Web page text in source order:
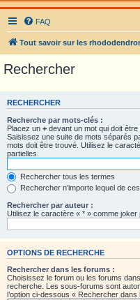
FAQ
Tout savoir sur les
Rechercher
RECHERCHER
Recherche par mots-clés :
Placez un + devant un mot qui doit
Saisissez une suite de mots séparés
mots doit être trouvé. Utilisez le
partielles.
Rechercher tous les termes
Rechercher n’importe lequel de
Rechercher par auteur :
Utilisez le caractère « * » comme joker
OPTIONS DE RECHERCHE
Rechercher dans les forums :
Choisissez le forum ou les forums
recherche. Les sous-forums sont
l’option ci-dessous « Rechercher